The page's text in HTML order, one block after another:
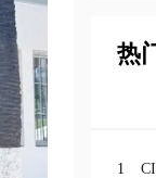
热
1